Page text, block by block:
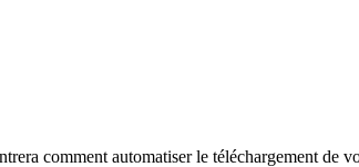
comment automatiser le téléchargement de